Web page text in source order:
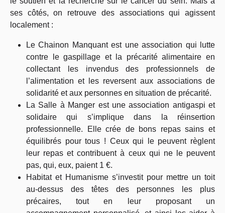
ses côtés, on retrouve des associations qui agissent
localement :
Le Chainon Manquant est une association qui lutte
contre le gaspillage et la précarité alimentaire en
collectant les invendus des professionnels de
l’alimentation et les reversent aux associations de
solidarité et aux personnes en situation de précarité.
La Salle à Manger est une association antigaspi et
solidaire qui s’implique dans la réinsertion
professionnelle. Elle crée de bons repas sains et
équilibrés pour tous ! Ceux qui le peuvent règlent
leur repas et contribuent à ceux qui ne le peuvent
pas, qui, eux, paient 1 €.
Habitat et Humanisme s’investit pour mettre un toit
au-dessus des têtes des personnes les plus
précaires, tout en leur proposant un